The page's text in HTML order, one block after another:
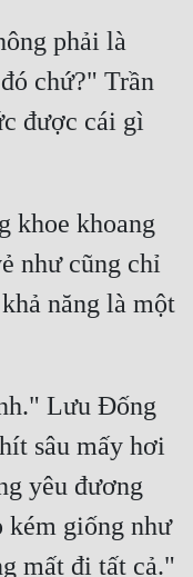
phải là
chứ?" Trần
được cái gì
khoe khoang
như cũng chỉ
năng là một
Lưu Đống
sâu mấy hơi
yêu đương
kém giống như